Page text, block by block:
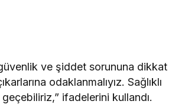
ve şiddet sorununa dikkat
odaklanmalıyız. Sağlıklı
ifadelerini kullandı.